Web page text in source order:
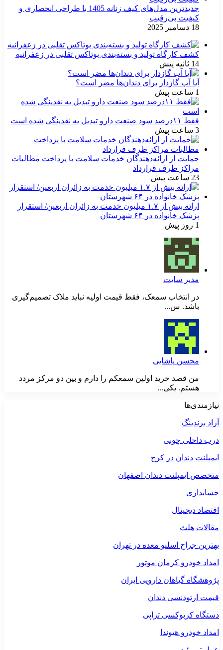
جدیدترین مدل‌های کیف زنانه 1405 با طراحی انحصاری و
کیفیت بی‌رقیب
18 دسامبر 2025
کشف کارگاه تولید و بسته‌بندی بوتاکس تقلبی در زعفرانیه
14 ثانیه پیش
آیا آب گازدار برای دندان‌ها مضر است؟
1 ساعت پیش
فقط ۱۱‌درصد سود صنعت دارو تبدیل به نقدینگی شده است
3 ساعت پیش
حمایت از ارائه‌دهندگان خدمات سلامت با پرداخت مطالبات
مراکز طرف قرارداد
23 ساعت پیش
ارائه بیش از ۱.۷ میلیون خدمت به زائران اربعین/ استقرار
پزشک خانواده در ۶۴ شهرستان
1 روز پیش
مدیر سایت
در انتخاب سمعک، فقط قیمت اولیه نباید ملاک تصمیم‌گیری
باشد. س...
محسن پاشایی
من قصد خرید اولین سمعکم را دارم و بین دو مرکز مردد
هستم. یکی...
نیازمندی‌ها
آراد برندینگ
درب داخلی چوبی
ایمپلنت دندان در کرج
متخصص ایمپلنت دندان اصفهان
حسابداری
اقتصاد دیجیتال
مقالات هلث
بهترین جراح اسلیو معده در تهران
امداد خودرو کرمان موتور
پژوهشگاه گیاهان دارویی ایران
قیمت ارتودنسی دندان
دستگاه کربوکسی تراپی
امداد خودرو هیوندا